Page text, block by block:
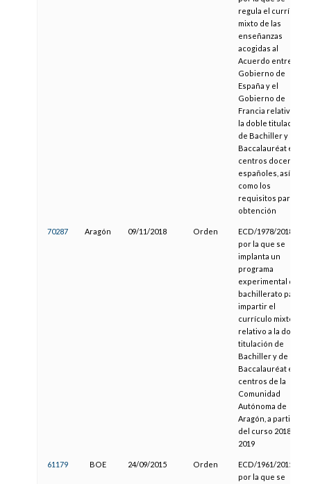
regula el currículo
mixto de las
enseñanzas
acogidas al
Acuerdo entre el
Gobierno de
España y el
Gobierno de
Francia relativo a
la doble titulación
de Bachiller y de
Baccalauréat en
centros docentes
españoles, así
como los
requisitos para su
obtención
70287 Aragón 09/11/2018 Orden
ECD/1978/2018,
por la que se
implanta un
programa
experimental de
bachillerato para
impartir el
currículo mixto
relativo a la doble
titulación de
Bachiller y de
Baccalauréat en
centros de la
Comunidad
Autónoma de
Aragón, a partir
del curso 2018-
2019
61179 BOE 24/09/2015 Orden
ECD/1961/2015,
por la que se